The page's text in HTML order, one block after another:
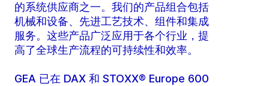
的系统供应商之一。我们的产品组合包括
机械和设备、先进工艺技术、组件和集成
服务。这些产品广泛应用于各个行业，提
高了全球生产流程的可持续性和效率。
GEA 已在 DAX 和 STOXX® Europe 600